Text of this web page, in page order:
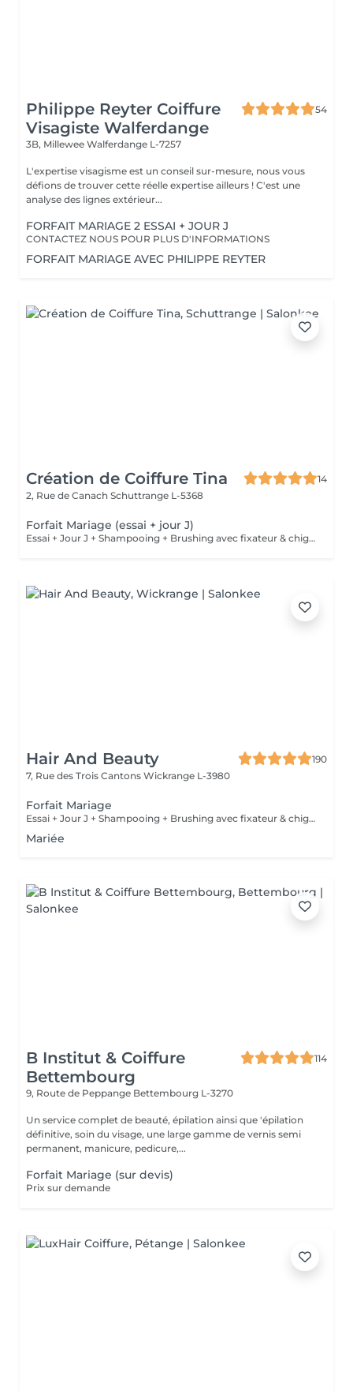
Philippe Reyter Coiffure
Visagiste Walferdange
54
3B, Millewee Walferdange L-7257
L'expertise visagisme est un conseil sur-mesure, nous vous
défions de trouver cette réelle expertise ailleurs ! C'est une
analyse des lignes extérieur...
FORFAIT MARIAGE 2 ESSAI + JOUR J
CONTACTEZ NOUS POUR PLUS D'INFORMATIONS
FORFAIT MARIAGE AVEC PHILIPPE REYTER
Création de Coiffure Tina
14
2, Rue de Canach Schuttrange L-5368
Forfait Mariage (essai + jour J)
Essai + Jour J + Shampooing + Brushing avec fixateur & chignon
Hair And Beauty
190
7, Rue des Trois Cantons Wickrange L-3980
Forfait Mariage
Essai + Jour J + Shampooing + Brushing avec fixateur & chignon
Mariée
B Institut & Coiffure
Bettembourg
114
9, Route de Peppange Bettembourg L-3270
Un service complet de beauté, épilation ainsi que 'épilation
définitive, soin du visage, une large gamme de vernis semi
permanent, manicure, pedicure,...
Forfait Mariage (sur devis)
Prix sur demande